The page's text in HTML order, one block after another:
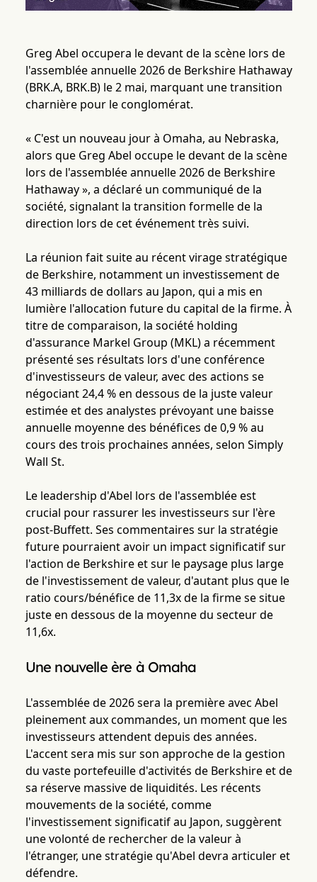
Greg Abel occupera le devant de la scène lors de
l'assemblée annuelle 2026 de Berkshire Hathaway
(BRK.A, BRK.B) le 2 mai, marquant une transition
charnière pour le conglomérat.
« C'est un nouveau jour à Omaha, au Nebraska,
alors que Greg Abel occupe le devant de la scène
lors de l'assemblée annuelle 2026 de Berkshire
Hathaway », a déclaré un communiqué de la
société, signalant la transition formelle de la
direction lors de cet événement très suivi.
La réunion fait suite au récent virage stratégique
de Berkshire, notamment un investissement de
43 milliards de dollars au Japon, qui a mis en
lumière l'allocation future du capital de la firme. À
titre de comparaison, la société holding
d'assurance Markel Group (MKL) a récemment
présenté ses résultats lors d'une conférence
d'investisseurs de valeur, avec des actions se
négociant 24,4 % en dessous de la juste valeur
estimée et des analystes prévoyant une baisse
annuelle moyenne des bénéfices de 0,9 % au
cours des trois prochaines années, selon Simply
Wall St.
Le leadership d'Abel lors de l'assemblée est
crucial pour rassurer les investisseurs sur l'ère
post-Buffett. Ses commentaires sur la stratégie
future pourraient avoir un impact significatif sur
l'action de Berkshire et sur le paysage plus large
de l'investissement de valeur, d'autant plus que le
ratio cours/bénéfice de 11,3x de la firme se situe
juste en dessous de la moyenne du secteur de
11,6x.
Une nouvelle ère à Omaha
L'assemblée de 2026 sera la première avec Abel
pleinement aux commandes, un moment que les
investisseurs attendent depuis des années.
L'accent sera mis sur son approche de la gestion
du vaste portefeuille d'activités de Berkshire et de
sa réserve massive de liquidités. Les récents
mouvements de la société, comme
l'investissement significatif au Japon, suggèrent
une volonté de rechercher de la valeur à
l'étranger, une stratégie qu'Abel devra articuler et
défendre.